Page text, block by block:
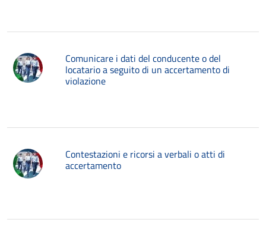
Comunicare i dati del conducente o del
locatario a seguito di un accertamento di
violazione
Contestazioni e ricorsi a verbali o atti di
accertamento